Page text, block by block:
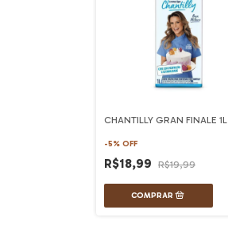
CHANTILLY GRAN FINALE 1L
-5% OFF
R$18,99 R$19,99